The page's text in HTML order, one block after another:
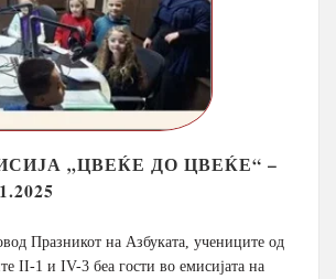
„ЦВЕЌЕ ДО ЦВЕЌЕ“ –
Празникот на Азбуката, учениците од
II-1 и IV-3 беа гости во емисијата на